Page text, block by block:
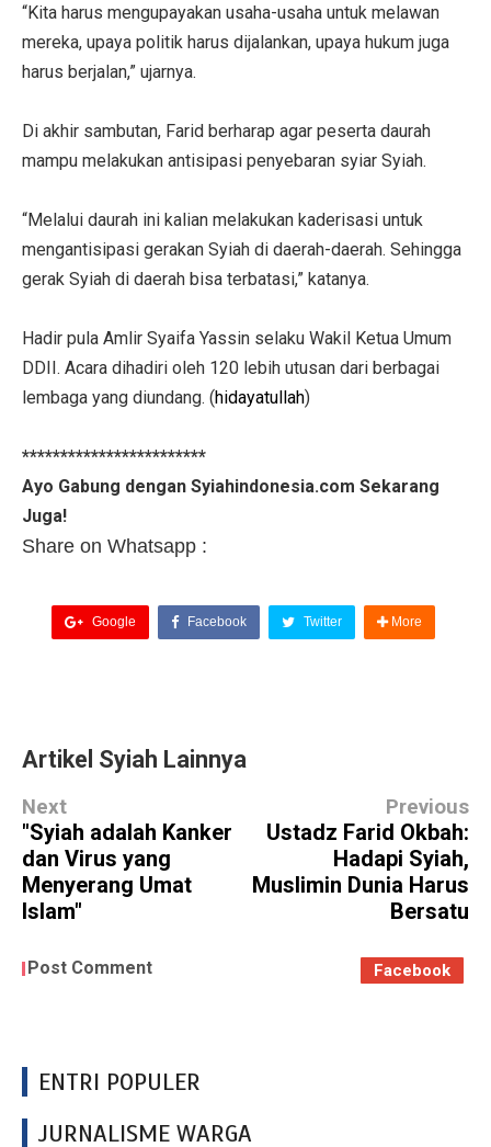
“Kita harus mengupayakan usaha-usaha untuk melawan
mereka, upaya politik harus dijalankan, upaya hukum juga
harus berjalan,” ujarnya.
Di akhir sambutan, Farid berharap agar peserta daurah
mampu melakukan antisipasi penyebaran syiar Syiah.
“Melalui daurah ini kalian melakukan kaderisasi untuk
mengantisipasi gerakan Syiah di daerah-daerah. Sehingga
gerak Syiah di daerah bisa terbatasi,” katanya.
Hadir pula Amlir Syaifa Yassin selaku Wakil Ketua Umum
DDII. Acara dihadiri oleh 120 lebih utusan dari berbagai
lembaga yang diundang. (hidayatullah)
************************
Ayo Gabung dengan Syiahindonesia.com Sekarang
Juga!
Share on Whatsapp :
Google Facebook Twitter More
Artikel Syiah Lainnya
Next
"Syiah adalah Kanker
dan Virus yang
Menyerang Umat
Islam"
Previous
Ustadz Farid Okbah:
Hadapi Syiah,
Muslimin Dunia Harus
Bersatu
Post Comment Facebook
ENTRI POPULER
JURNALISME WARGA